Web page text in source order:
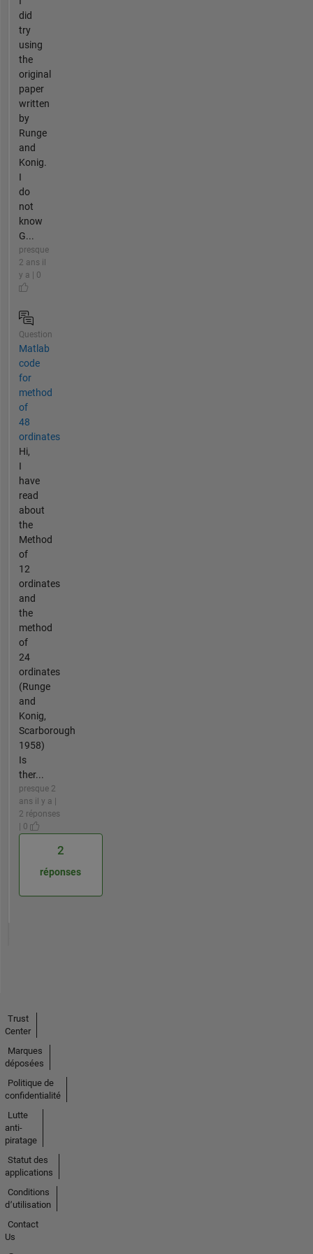
did
try
using
the
original
paper
written
by
Runge
and
Konig.
I
do
not
know
G...
presque
2 ans il
y a | 0
Question
Matlab
code
for
method
of
48
ordinates
Hi,
I
have
read
about
the
Method
of
12
ordinates
and
the
method
of
24
ordinates
(Runge
and
Konig,
Scarborough
1958)
Is
ther...
presque 2
ans il y a |
2 réponses
| 0
2
réponses
Trust
Center
Marques
déposées
Politique de
confidentialité
Lutte
anti-
piratage
Statut des
applications
Conditions
d՚utilisation
Contact
Us